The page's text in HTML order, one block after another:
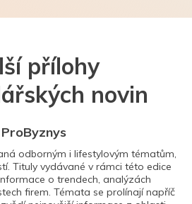
přílohy
novin
ProByznys
odborným i lifestylovým tématům,
Tituly vydávané v rámci této edice
o trendech, analýzách
firem. Témata se prolínají napříč